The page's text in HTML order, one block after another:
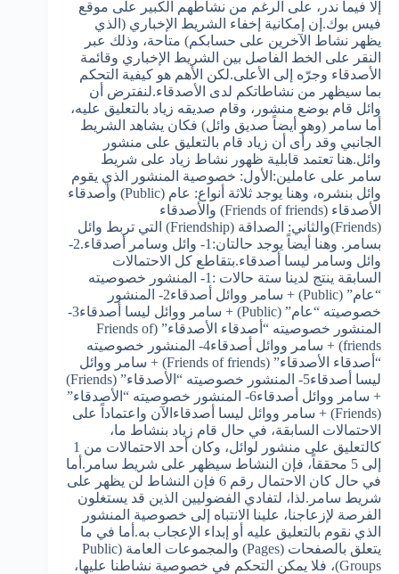
إلا فيما ندر، على الرغم من نشاطهم الكبير على موقع
فيس بوك.إن إمكانية إخفاء الشريط الإخباري (الذي
يظهر نشاط الآخرين على حسابكم) متاحة، وذلك عبر
النقر على الخط الفاصل بين الشريط الإخباري وقائمة
الأصدقاء وجرّه إلى الأعلى.لكن الأهم هو كيفية التحكم
بما سيظهر من نشاطاتكم لدى الأصدقاء.لنفترض أن
وائل قام بوضع منشور، وقام صديقه زياد بالتعليق عليه،
أما سامر (وهو أيضاً صديق وائل) فكان يشاهد الشريط
الجانبي وقد رأى أن زياد قام بالتعليق على منشور
وائل.هنا تعتمد قابلية ظهور نشاط زياد على شريط
سامر على عاملين:الأول: خصوصية المنشور الذي يقوم
وائل بنشره، وهنا يوجد ثلاثة أنواع: عام (Public) وأصدقاء
الأصدقاء (Friends of friends) والأصدقاء
(Friends)والثاني: الصداقة (Friendship) التي تربط وائل
بسامر. وهنا أيضاً يوجد حالتان:1- وائل وسامر أصدقاء.2-
وائل وسامر ليسا أصدقاء.بتقاطع كل الاحتمالات
السابقة ينتج لدينا ستة حالات :1- المنشور خصوصيته
“عام” (Public) + سامر ووائل أصدقاء2- المنشور
خصوصيته “عام” (Public) + سامر ووائل ليسا أصدقاء3-
المنشور خصوصيته “أصدقاء الأصدقاء” (Friends of
friends) + سامر ووائل أصدقاء4- المنشور خصوصيته
“أصدقاء الأصدقاء” (Friends of friends) + سامر ووائل
ليسا أصدقاء5- المنشور خصوصيته “الأصدقاء” (Friends)
+ سامر ووائل أصدقاء6- المنشور خصوصيته “الأصدقاء”
(Friends) + سامر ووائل ليسا أصدقاءالآن واعتماداً على
الاحتمالات السابقة، في حال قام زياد بنشاط ما،
كالتعليق على منشور لوائل، وكان أحد الاحتمالات من 1
إلى 5 محققاً، فإن النشاط سيظهر على شريط سامر.أما
في حال كان الاحتمال رقم 6 فإن النشاط لن يظهر على
شريط سامر.لذا، لتفادي الفضوليين الذين قد يستغلون
الفرصة لإزعاجنا، علينا الانتباه إلى خصوصية المنشور
الذي نقوم بالتعليق عليه أو إبداء الإعجاب به.أما في ما
يتعلق بالصفحات (Pages) والمجموعات العامة (Public
Groups)، فلا يمكن التحكم في خصوصية نشاطنا عليها،